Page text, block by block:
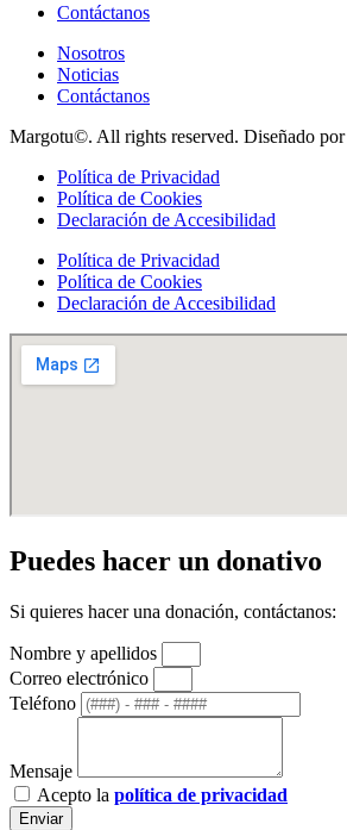
Contáctanos
Nosotros
Noticias
Contáctanos
Margotu©. All rights reserved. Diseñado por
Política de Privacidad
Política de Cookies
Declaración de Accesibilidad
Política de Privacidad
Política de Cookies
Declaración de Accesibilidad
Puedes hacer un donativo
Si quieres hacer una donación, contáctanos:
Nombre y apellidos
Correo electrónico
Teléfono
Mensaje
Acepto la política de privacidad
Enviar